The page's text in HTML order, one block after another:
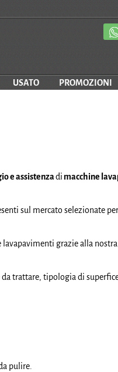
USATO PROMOZIONI
e assistenzadi macchine
sul mercato selezionate per
lavapavimenti grazie alla
trattare, tipologia di
pulire.